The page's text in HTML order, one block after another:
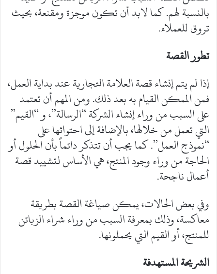
بالنسبة لهم. كما لابد أن تكون موجزة ومقنعة، بحيث
تروق للعملاء.
تطور القصة
إذا لم يتم إنشاء قصة العلامة التجارية عند بداية العمل،
فمن الممكن القيام به بعد ذلك. ومن المهم أن تعتمد
على السبب من وراء إنشاء الشركة “الرسالة”، و “القيم”
التي تعمل من خلالها، بالإضافة إلى احتوائها على
“نموذج العمل”. كما يجب أن تتذكر دائماً بأن الحلول أو
الحاجة من وراء وجود المنتج، هي الأساس لتشييد قصة
أعمال ناجحة.
وفي بعض الحالات، يمكن صياغة القصة بطريقة
معاكسة، وذلك بمعرفة السبب من وراء شراء الزبائن
للمنتج، أو القيم التي يحملونها.
الشريحة المستهدفة